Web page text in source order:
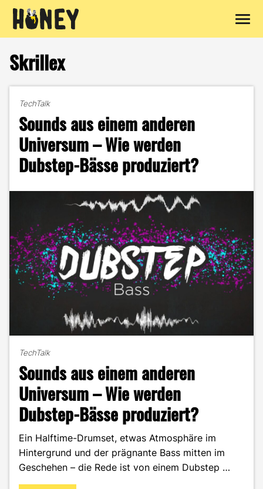
Inhalt
springen
Skrillex
TechTalk
Sounds aus einem anderen
Universum – Wie werden
Dubstep-Bässe produziert?
TechTalk
Sounds aus einem anderen
Universum – Wie werden
Dubstep-Bässe produziert?
Ein Halftime-Drumset, etwas Atmosphäre im
Hintergrund und der prägnante Bass mitten im
Geschehen – die Rede ist von einem Dubstep …